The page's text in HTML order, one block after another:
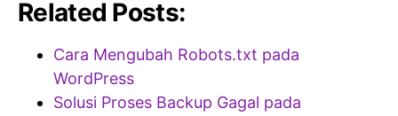
Related Posts:
Cara Mengubah Robots.txt pada
WordPress
Solusi Proses Backup Gagal pada